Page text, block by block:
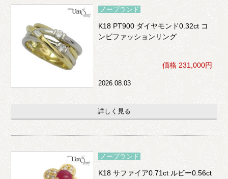
ノーブランド
K18 PT900 ダイヤモンド0.32ct コ
ンビファッションリング
価格 231,000円
2026.08.03
詳しく見る
ノーブランド
K18 サファイア0.71ct ルビー0.56ct